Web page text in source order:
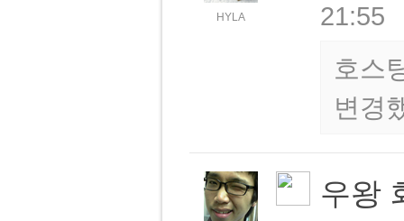
HYLA
21:55
호스
변경
우왕